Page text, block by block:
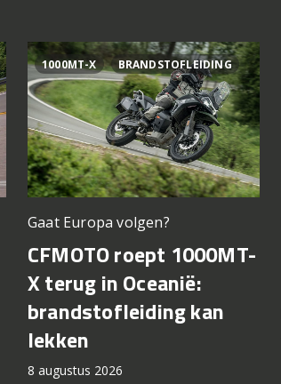
1000MT-X BRANDSTOFLEIDING
Gaat Europa volgen?
CFMOTO roept 1000MT-
X terug in Oceanië:
brandstofleiding kan
lekken
8 augustus 2026